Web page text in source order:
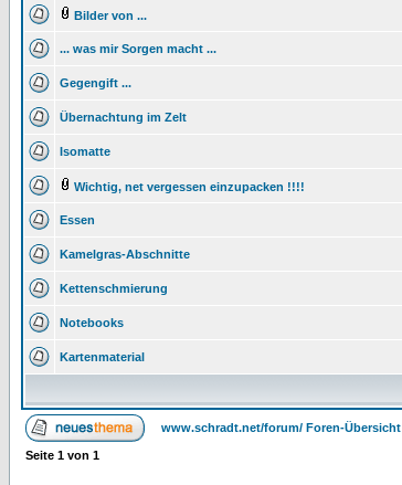
Bilder von ...
... was mir Sorgen macht ...
Gegengift ...
Übernachtung im Zelt
Isomatte
Wichtig, net vergessen einzupacken !!!!
Essen
Kamelgras-Abschnitte
Kettenschmierung
Notebooks
Kartenmaterial
www.schradt.net/forum/ Foren-Übersicht
Seite 1 von 1